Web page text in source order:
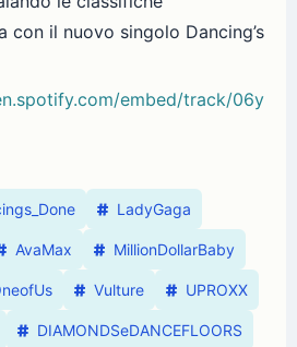
con il nuovo singolo Dancing’s
embed/track/06y
LadyGaga
AvaMax MillionDollarBaby
Vulture UPROXX
DIAMONDSeDANCEFLOORS